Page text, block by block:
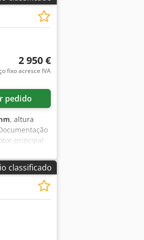
2 950 €
fixo acresce IVA
pedido
, altura
principal
de serra
120 - Eixos
mínima
- └
[kW]: 5,5
500 kg -
IVA
classificado